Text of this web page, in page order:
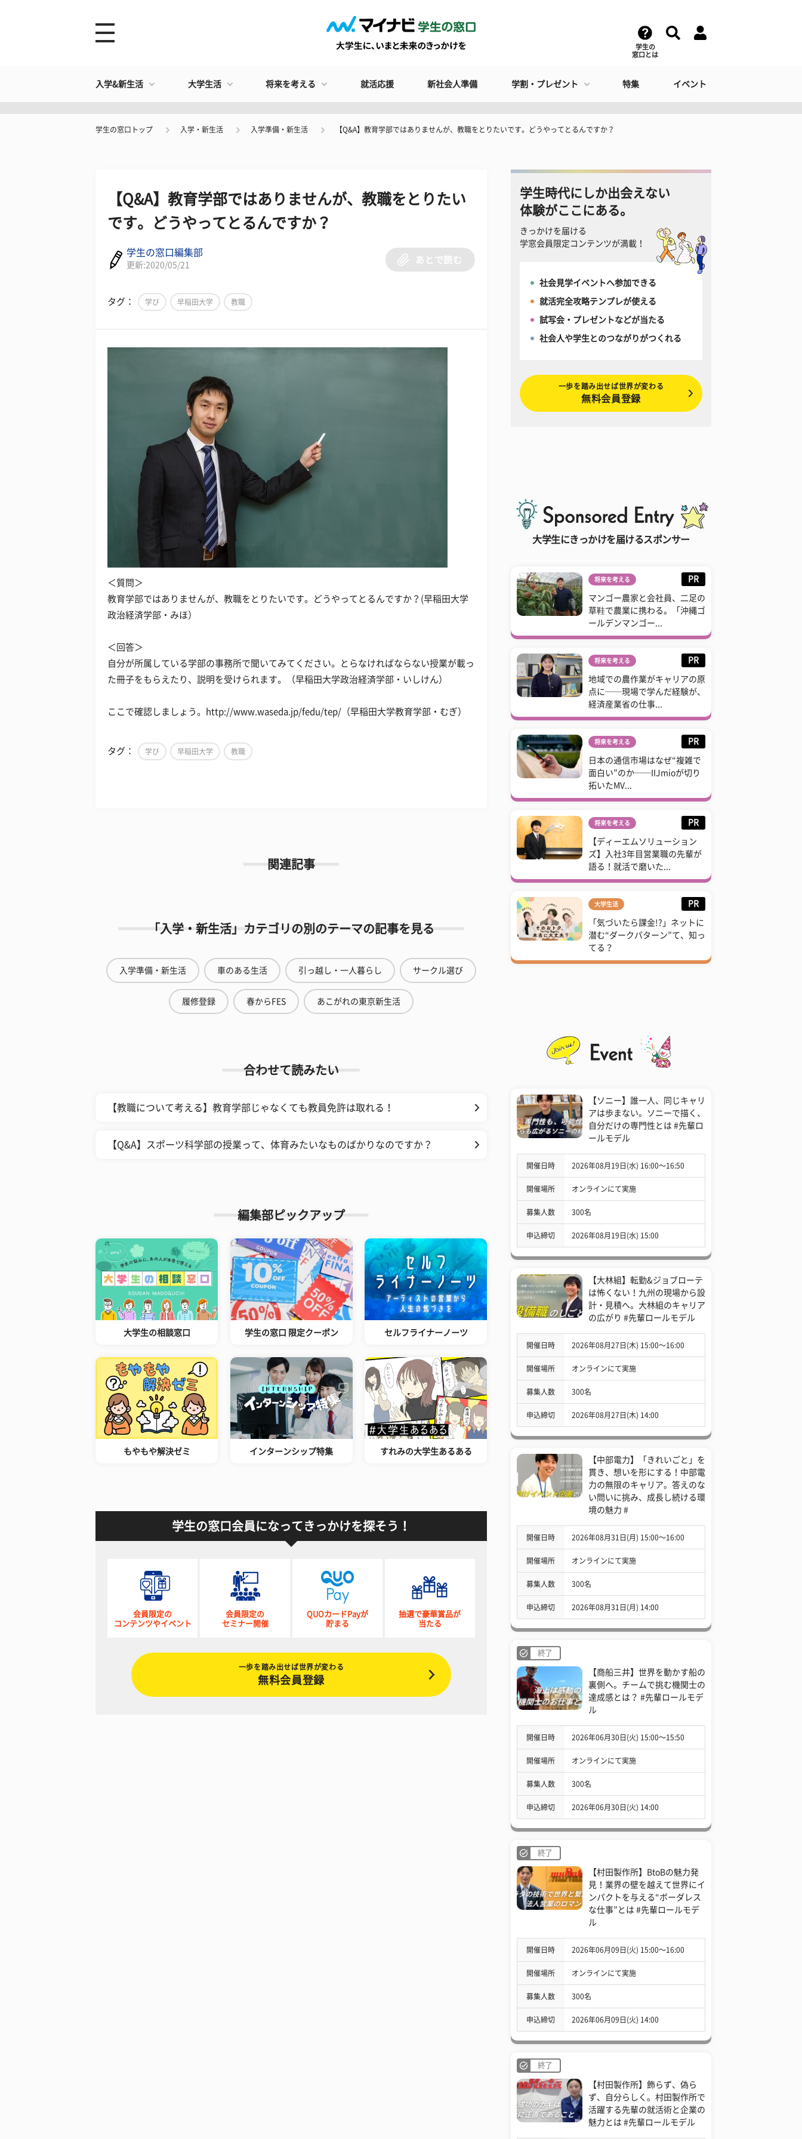
学生の
窓口とは
入学&新生活 大学生活 将来を考える 就活応援 新社会人準備 学割・プレゼント 特集 イベント
学生の窓口トップ 入学・新生活 入学準備・新生活 【Q&A】教育学部ではありませんが、教職をとりたいです。どうやってとるんですか？
【Q&A】教育学部ではありませんが、教職をとりたい
です。どうやってとるんですか？
学生の窓口編集部
更新:2020/05/21
あとで読む
タグ： 学び 早稲田大学 教職
＜質問＞
教育学部ではありませんが、教職をとりたいです。どうやってとるんですか？(早稲田大学
政治経済学部・みほ）
＜回答＞
自分が所属している学部の事務所で聞いてみてください。とらなければならない授業が載っ
た冊子をもらえたり、説明を受けられます。（早稲田大学政治経済学部・いしけん）
ここで確認しましょう。http://www.waseda.jp/fedu/tep/（早稲田大学教育学部・むぎ）
タグ： 学び 早稲田大学 教職
関連記事
「入学・新生活」カテゴリの別のテーマの記事を見る
入学準備・新生活 車のある生活 引っ越し・一人暮らし サークル選び
履修登録 春からFES あこがれの東京新生活
合わせて読みたい
【教職について考える】教育学部じゃなくても教員免許は取れる！
【Q&A】スポーツ科学部の授業って、体育みたいなものばかりなのですか？
編集部ピックアップ
大学生の相談窓口 学生の窓口 限定クーポン セルフライナーノーツ
もやもや解決ゼミ インターンシップ特集 すれみの大学生あるある
学生の窓口会員になってきっかけを探そう！
会員限定の
コンテンツやイベント
会員限定の
セミナー開催
QUOカードPayが
貯まる
抽選で豪華賞品が
当たる
一歩を踏み出せば世界が変わる
無料会員登録
学生時代にしか出会えない
体験がここにある。
きっかけを届ける
学窓会員限定コンテンツが満載！
社会見学イベントへ参加できる
就活完全攻略テンプレが使える
試写会・プレゼントなどが当たる
社会人や学生とのつながりがつくれる
一歩を踏み出せば世界が変わる
無料会員登録
大学生にきっかけを届けるスポンサー
将来を考える PR
マンゴー農家と会社員、二足の
草鞋で農業に携わる。「沖縄ゴ
ールデンマンゴー...
将来を考える PR
地域での農作業がキャリアの原
点に──現場で学んだ経験が、
経済産業省の仕事...
将来を考える PR
日本の通信市場はなぜ“複雑で
面白い”のか──IIJmioが切り
拓いたMV...
将来を考える PR
【ディーエムソリューション
ズ】入社3年目営業職の先輩が
語る！就活で磨いた...
大学生活 PR
「気づいたら課金!?」ネットに
潜む“ダークパターン”て、知っ
てる？
【ソニー】誰一人、同じキャリ
アは歩まない。ソニーで描く、
自分だけの専門性とは #先輩ロ
ールモデル
開催日時 2026年08月19日(水) 16:00〜16:50
開催場所 オンラインにて実施
募集人数 300名
申込締切 2026年08月19日(水) 15:00
【大林組】転勤&ジョブローテ
は怖くない！九州の現場から設
計・見積へ。大林組のキャリア
の広がり #先輩ロールモデル
開催日時 2026年08月27日(木) 15:00〜16:00
開催場所 オンラインにて実施
募集人数 300名
申込締切 2026年08月27日(木) 14:00
【中部電力】「きれいごと」を
貫き、想いを形にする！中部電
力の無限のキャリア。答えのな
い問いに挑み、成長し続ける環
境の魅力 #
開催日時 2026年08月31日(月) 15:00〜16:00
開催場所 オンラインにて実施
募集人数 300名
申込締切 2026年08月31日(月) 14:00
終了
【商船三井】世界を動かす船の
裏側へ。チームで挑む機関士の
達成感とは？ #先輩ロールモデ
ル
開催日時 2026年06月30日(火) 15:00〜15:50
開催場所 オンラインにて実施
募集人数 300名
申込締切 2026年06月30日(火) 14:00
終了
【村田製作所】BtoBの魅力発
見！業界の壁を越えて世界にイ
ンパクトを与える“ボーダレス
な仕事”とは #先輩ロールモデ
ル
開催日時 2026年06月09日(火) 15:00〜16:00
開催場所 オンラインにて実施
募集人数 300名
申込締切 2026年06月09日(火) 14:00
終了
【村田製作所】飾らず、偽ら
ず、自分らしく。村田製作所で
活躍する先輩の就活術と企業の
魅力とは #先輩ロールモデル